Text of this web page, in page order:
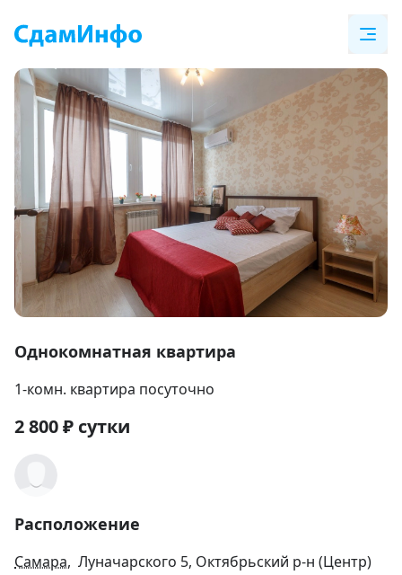
1
14
Однокомнатная квартира
1-комн. квартира посуточно
2 800₽ сутки
Расположение
Самара, Луначарского 5, Октябрьский р-н (Центр)